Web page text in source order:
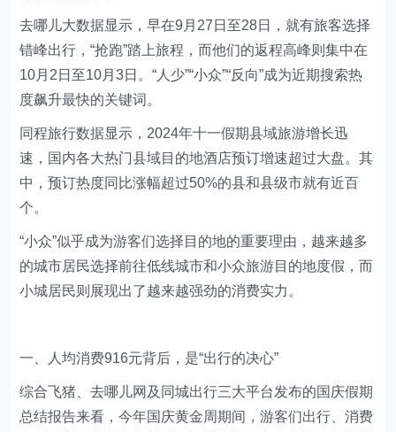
去哪儿大数据显示，早在9月27日至28日，就有旅客选择
错峰出行，“抢跑”踏上旅程，而他们的返程高峰则集中在
10月2日至10月3日。“人少”“小众”“反向”成为近期搜索热
度飙升最快的关键词。
同程旅行数据显示，2024年十一假期县域旅游增长迅
速，国内各大热门县域目的地酒店预订增速超过大盘。其
中，预订热度同比涨幅超过50%的县和县级市就有近百
个。
“小众”似乎成为游客们选择目的地的重要理由，越来越多
的城市居民选择前往低线城市和小众旅游目的地度假，而
小城居民则展现出了越来越强劲的消费实力。
一、人均消费916元背后，是“出行的决心”
综合飞猪、去哪儿网及同城出行三大平台发布的国庆假期
总结报告来看，今年国庆黄金周期间，游客们出行、消费